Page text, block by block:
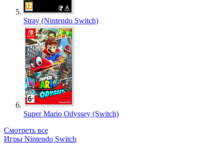
Stray (Nintendo Switch)
Super Mario Odyssey (Switch)
Смотреть все
Игры Nintendo Switch